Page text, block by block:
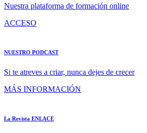
Nuestra plataforma de formación online
ACCESO
NUESTRO PODCAST
Si te atreves a criar, nunca dejes de crecer
MÁS INFORMACIÓN
La Revista ENLACE